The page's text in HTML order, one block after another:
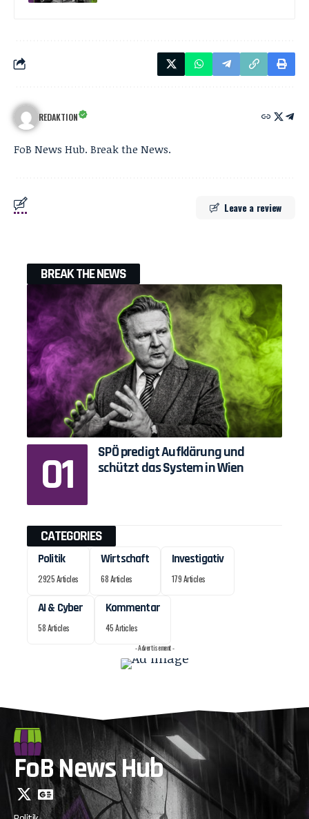
REDAKTION
FoB News Hub. Break the News.
Leave a review
BREAK THE NEWS
SPÖ predigt Aufklärung und
schützt das System in Wien
CATEGORIES
Politik
2925 Articles
Wirtschaft
68 Articles
Investigativ
179 Articles
AI & Cyber
58 Articles
Kommentar
45 Articles
- Advertisement -
FoB News Hub